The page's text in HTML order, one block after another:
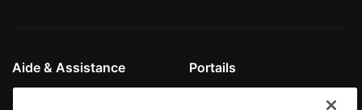
Aide & Assistance
Assistance technique
Portails